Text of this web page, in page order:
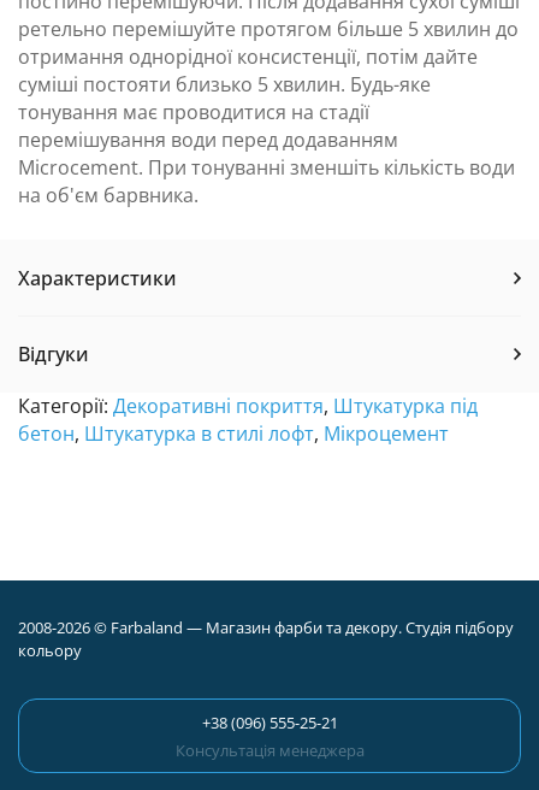
ретельно перемішуйте протягом більше 5 хвилин до
отримання однорідної консистенції, потім дайте
суміші постояти близько 5 хвилин. Будь-яке
тонування має проводитися на стадії
перемішування води перед додаванням
Microcement. При тонуванні зменшіть кількість води
на об'єм барвника.
Характеристики
Відгуки
Категорії: Декоративні покриття, Штукатурка під
бетон, Штукатурка в стилі лофт, Мікроцемент
2008-2026 © Farbaland — Магазин фарби та декору. Студія підбору
кольору
+38 (096) 555-25-21
Консультація менеджера